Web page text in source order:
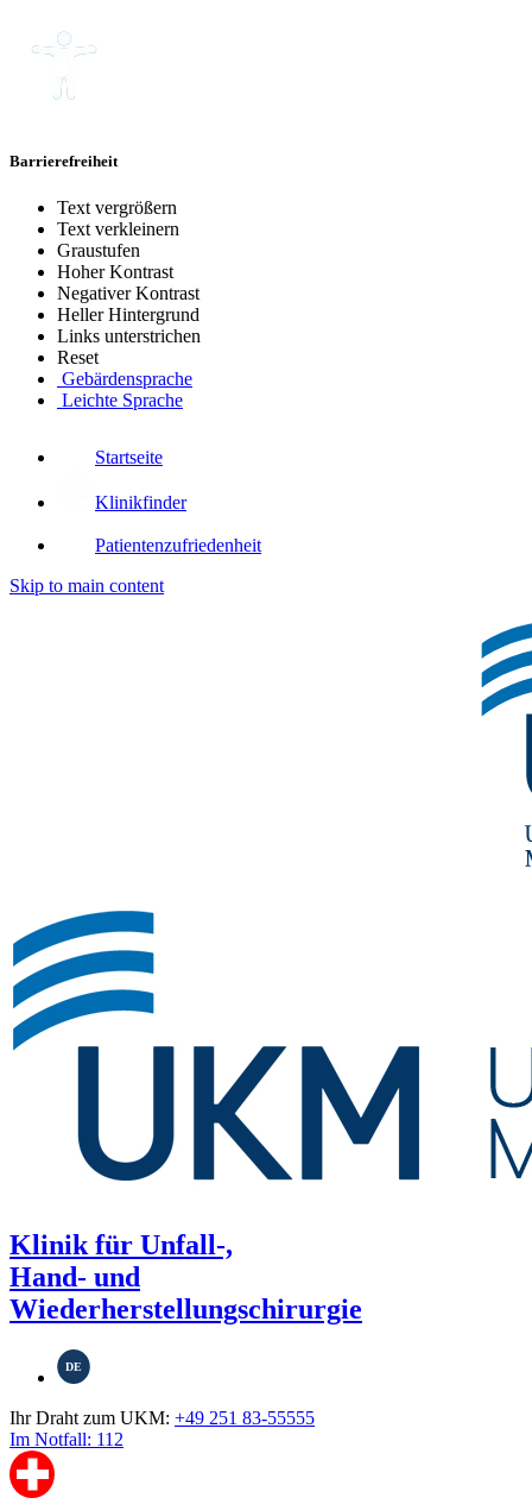
Barrierefreiheit
Text vergrößern
Text verkleinern
Graustufen
Hoher Kontrast
Negativer Kontrast
Heller Hintergrund
Links unterstrichen
Reset
Gebärdensprache
Leichte Sprache
Startseite
Klinikfinder
Patientenzufriedenheit
Skip to main content
Klinik für Unfall-,
Hand- und
Wiederherstellungschirurgie
DE
Ihr Draht zum UKM: +49 251 83-55555
Im Notfall: 112